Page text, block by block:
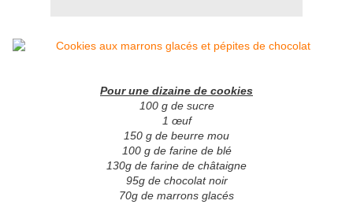
Pour une dizaine de cookies
100 g de sucre
1 œuf
150 g de beurre mou
100 g de farine de blé
130g de farine de châtaigne
95g de chocolat noir
70g de marrons glacés